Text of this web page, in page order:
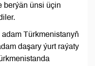
berýän ünsi üçin
Türkmenistanyň
daşary ýurt raýaty